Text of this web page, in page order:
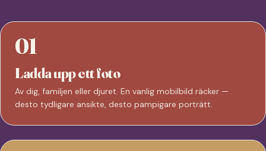
01
Ladda upp ett foto
Av dig, familjen eller djuret. En vanlig mobilbild räcker —
desto tydligare ansikte, desto pampigare porträtt.